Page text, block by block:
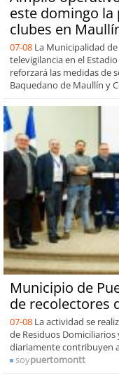
este domingo
clubes en
07-08 La Municipalidad
televigilancia en el
reforzará las medidas de
Baquedano de Maullín y
Municipio de
de recolectores
07-08 La actividad se
de Residuos
diariamente contribuyen
soypuertomontt